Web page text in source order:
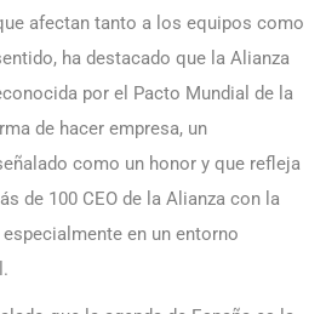
afectan tanto a los equipos como
ha destacado que la Alianza
por el Pacto Mundial de la
de hacer empresa, un
como un honor y que refleja
de 100 CEO de la Alianza con la
en un entorno